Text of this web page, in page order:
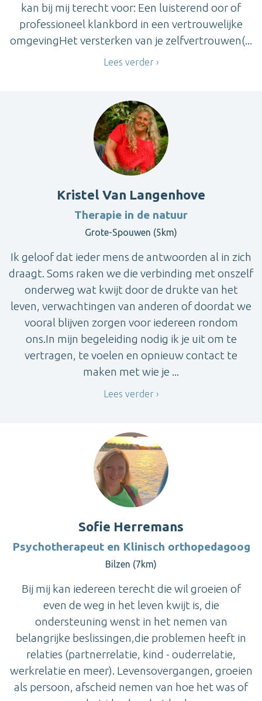
kan bij mij terecht voor: Een luisterend oor of
professioneel klankbord in een vertrouwelijke
omgevingHet versterken van je zelfvertrouwen(...
Lees verder
Kristel Van Langenhove
Therapie in de natuur
Grote-Spouwen (5km)
Ik geloof dat ieder mens de antwoorden al in zich
draagt. Soms raken we die verbinding met onszelf
onderweg wat kwijt door de drukte van het
leven, verwachtingen van anderen of doordat we
vooral blijven zorgen voor iedereen rondom
ons.In mijn begeleiding nodig ik je uit om te
vertragen, te voelen en opnieuw contact te
maken met wie je ...
Lees verder
Sofie Herremans
Psychotherapeut en Klinisch orthopedagoog
Bilzen (7km)
Bij mij kan iedereen terecht die wil groeien of
even de weg in het leven kwijt is, die
ondersteuning wenst in het nemen van
belangrijke beslissingen,die problemen heeft in
relaties (partnerrelatie, kind - ouderrelatie,
werkrelatie en meer). Levensovergangen, groeien
als persoon, afscheid nemen van hoe het was of